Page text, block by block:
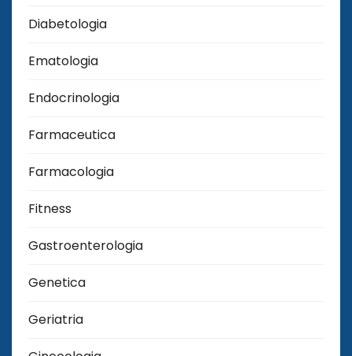
Diabetologia
Ematologia
Endocrinologia
Farmaceutica
Farmacologia
Fitness
Gastroenterologia
Genetica
Geriatria